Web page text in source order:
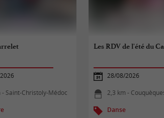
- Saint-Christoly-Médoc
Les RDV de l'été du
28/08/2026
2,3 km -
Danse